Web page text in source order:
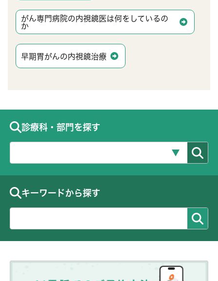
がん専門病院の内視鏡医は何をしているの
か
早期胃がんの内視鏡治療
診療科・部門を探す
キーワードから探す